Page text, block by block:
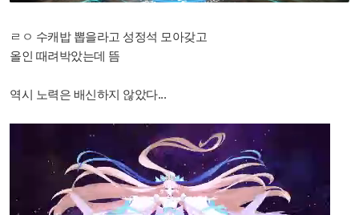
ㄹㅇ 수캐밥 뽑을라고 성정석 모아갖고
올인 때려박았는데 뜸
역시 노력은 배신하지 않았다...